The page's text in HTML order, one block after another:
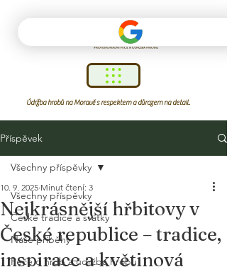
Údržba hrobů na Moravě s respektem a důrazem na detail.
Příspěvek
Všechny příspěvky
České tradice a svátky
Naše příběhy
Péče o hrob a údržba hrobu
Všechny příspěvky
Nejkrásnější hřbitovy v
České republice – tradice,
inspirace a květinová
10. 9. 2025 Minut čtení: 3